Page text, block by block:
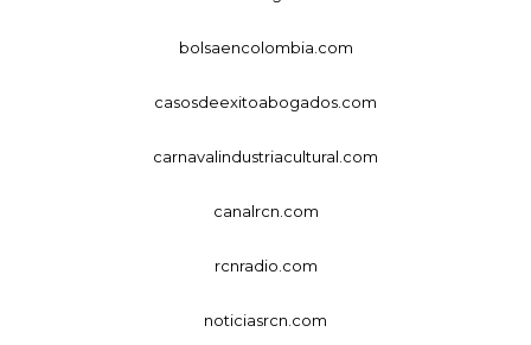
bolsaencolombia.com
casosdeexitoabogados.com
carnavalindustriacultural.com
canalrcn.com
rcnradio.com
noticiasrcn.com